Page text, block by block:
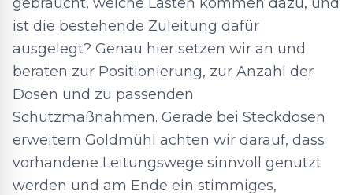
ist die bestehende Zuleitung dafür
ausgelegt? Genau hier setzen wir an und
beraten zur Positionierung, zur Anzahl der
Dosen und zu passenden
Schutzmaßnahmen. Gerade bei Steckdosen
erweitern Goldmühl achten wir darauf, dass
vorhandene Leitungswege sinnvoll genutzt
werden und am Ende ein stimmiges,